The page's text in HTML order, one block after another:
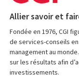
Allier savoir et
Fondée en 1976, CGI
de services-conseils
management au
sur les résultats afin
investissements.